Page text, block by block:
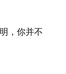
，你并不